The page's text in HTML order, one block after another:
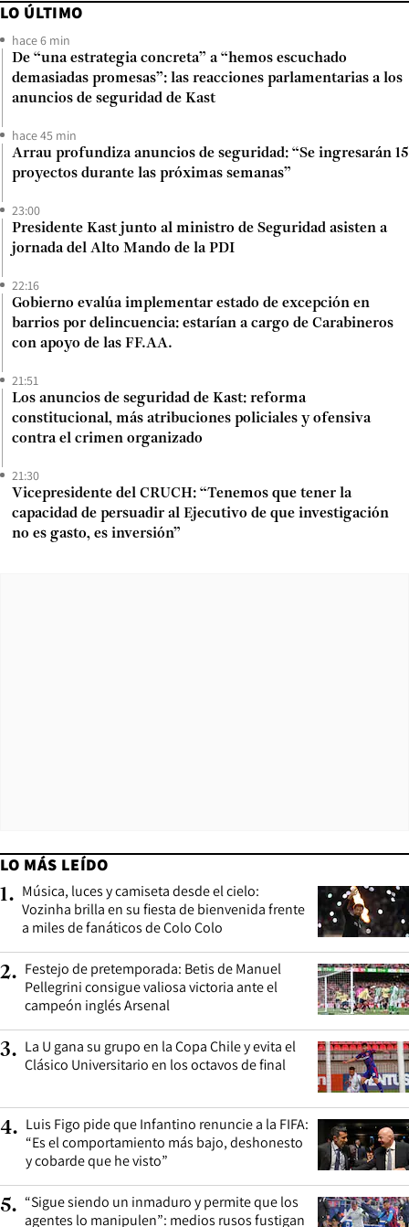
LO ÚLTIMO
hace 6 min
De “una estrategia concreta” a “hemos escuchado
demasiadas promesas”: las reacciones parlamentarias a los
anuncios de seguridad de Kast
hace 45 min
Arrau profundiza anuncios de seguridad: “Se ingresarán 15
proyectos durante las próximas semanas”
23:00
Presidente Kast junto al ministro de Seguridad asisten a
jornada del Alto Mando de la PDI
22:16
Gobierno evalúa implementar estado de excepción en
barrios por delincuencia: estarían a cargo de Carabineros
con apoyo de las FF.AA.
21:51
Los anuncios de seguridad de Kast: reforma
constitucional, más atribuciones policiales y ofensiva
contra el crimen organizado
21:30
Vicepresidente del CRUCH: “Tenemos que tener la
capacidad de persuadir al Ejecutivo de que investigación
no es gasto, es inversión”
LO MÁS LEÍDO
1. Música, luces y camiseta desde el cielo:
Vozinha brilla en su fiesta de bienvenida frente
a miles de fanáticos de Colo Colo
2. Festejo de pretemporada: Betis de Manuel
Pellegrini consigue valiosa victoria ante el
campeón inglés Arsenal
3. La U gana su grupo en la Copa Chile y evita el
Clásico Universitario en los octavos de final
4. Luis Figo pide que Infantino renuncie a la FIFA:
“Es el comportamiento más bajo, deshonesto
y cobarde que he visto”
5. “Sigue siendo un inmaduro y permite que los
agentes lo manipulen”: medios rusos fustigan